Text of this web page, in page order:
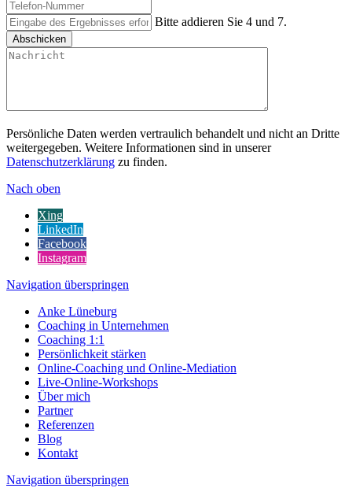
Bitte addieren Sie 4 und 7.
Abschicken
Persönliche Daten werden vertraulich behandelt und nicht an Dritte
weitergegeben. Weitere Informationen sind in unserer
Datenschutzerklärung zu finden.
Nach oben
Xing
LinkedIn
Facebook
Instagram
Navigation überspringen
Anke Lüneburg
Coaching in Unternehmen
Coaching 1:1
Persönlichkeit stärken
Online-Coaching und Online-Mediation
Live-Online-Workshops
Über mich
Partner
Referenzen
Blog
Kontakt
Navigation überspringen